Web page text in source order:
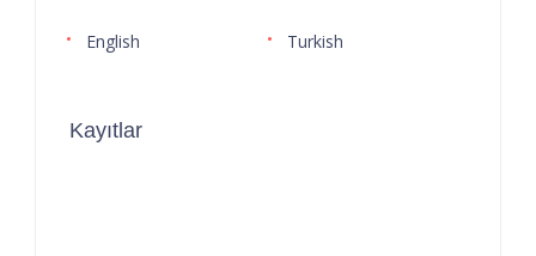
English Turkish
Kayıtlar